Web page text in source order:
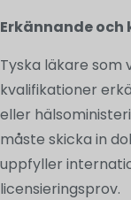
Erkännande
Tyska läkare som
kvalifikationer
eller
måste skicka in
uppfyller
licensieringsprov.